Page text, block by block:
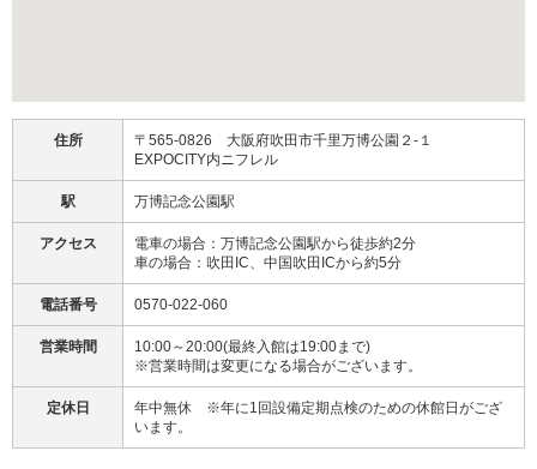
住所
〒565-0826 大阪府吹田市千里万博公園２-１
EXPOCITY内ニフレル
駅 万博記念公園駅
アクセス
電車の場合：万博記念公園駅から徒歩約2分
車の場合：吹田IC、中国吹田ICから約5分
電話番号 0570-022-060
営業時間
10:00～20:00(最終入館は19:00まで)
※営業時間は変更になる場合がございます。
定休日
年中無休 ※年に1回設備定期点検のための休館日がござ
います。